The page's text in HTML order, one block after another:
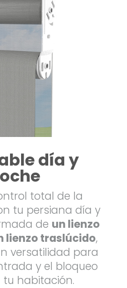
día y
total de la
tu persiana día y
de un lienzo
lienzo traslúcido,
versatilidad para
y el bloqueo
tu habitación.